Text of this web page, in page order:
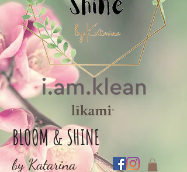
BLOOM & SHINE
by Katarina